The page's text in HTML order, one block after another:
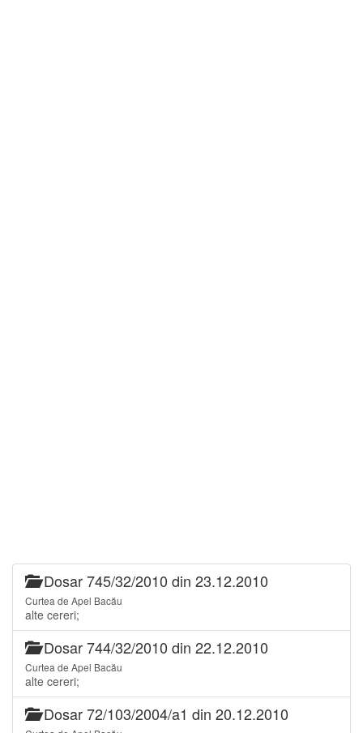
Dosar 745/32/2010 din 23.12.2010
Curtea de Apel Bacău
alte cereri;
Dosar 744/32/2010 din 22.12.2010
Curtea de Apel Bacău
alte cereri;
Dosar 72/103/2004/a1 din 20.12.2010